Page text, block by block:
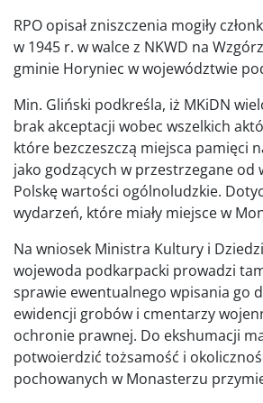
RPO opisał zniszczenia mogiły
w 1945 r. w walce z NKWD na
gminie Horyniec w województwie
Min. Gliński podkreśla, iż MKiDN
brak akceptacji wobec wszelkich
które bezczeszczą miejsca pamięci
jako godzących w przestrzegane od
Polskę wartości ogólnoludzkie.
wydarzeń, które miały miejsce w
Na wniosek Ministra Kultury i
wojewoda podkarpacki prowadzi
sprawie ewentualnego wpisania go
ewidencji grobów i cmentarzy
ochronie prawnej. Do ekshumacji
potwoierdzić tożsamość i
pochowanych w Monasterzu